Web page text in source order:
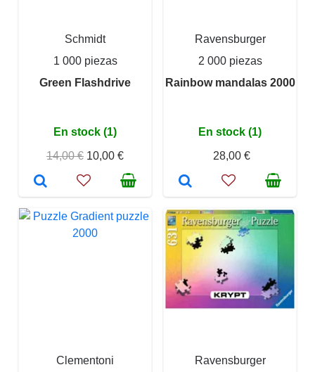
Schmidt
1 000 piezas
Green Flashdrive
En stock (1)
14,00 € 10,00 €
Ravensburger
2 000 piezas
Rainbow mandalas 2000
En stock (1)
28,00 €
Clementoni
Ravensburger